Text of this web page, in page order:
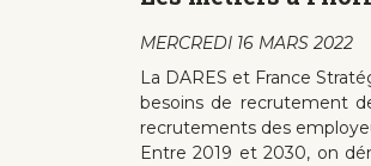
MERCREDI 16 MARS 2022
La DARES et France
besoins de recrutement
recrutements des
Entre 2019 et 2030, on